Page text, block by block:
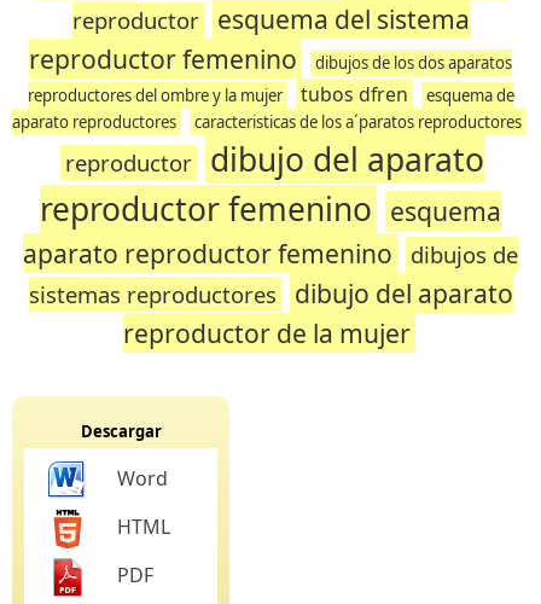
reproductor
esquema del sistema
reproductor femenino
dibujos de los dos aparatos
reproductores del ombre y la mujer
tubos dfren
esquema de
aparato reproductores
caracteristicas de los a´paratos reproductores
reproductor
dibujo del aparato
reproductor femenino esquema
aparato reproductor femenino
dibujos de
sistemas reproductores
dibujo del aparato
reproductor de la mujer
Descargar
Word
HTML
PDF